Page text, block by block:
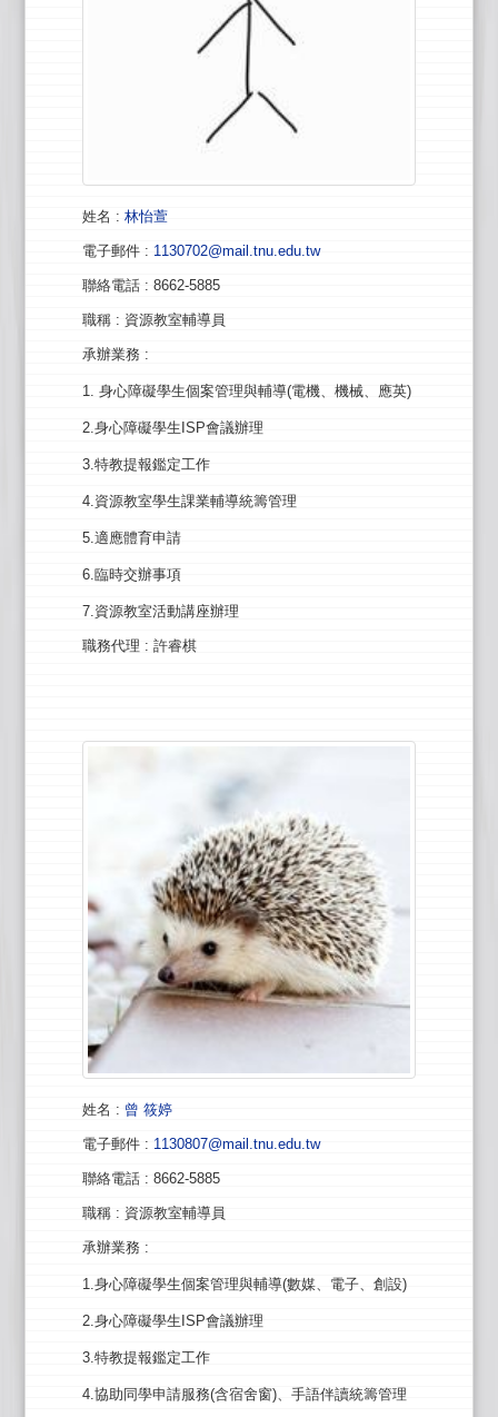
姓名 :林怡萱
電子郵件 : 1130702@mail.tnu.edu.tw
聯絡電話 : 8662-5885
職稱 : 資源教室輔導員
承辦業務 :
1. 身心障礙學生個案管理與輔導(電機、機械、應英)
2.身心障礙學生ISP會議辦理
3.特教提報鑑定工作
4.資源教室學生課業輔導統籌管理
5.適應體育申請
6.臨時交辦事項
7.資源教室活動講座辦理
職務代理 : 許睿棋
姓名 : 曾 筱婷
電子郵件 : 1130807@mail.tnu.edu.tw
聯絡電話 : 8662-5885
職稱 : 資源教室輔導員
承辦業務 :
1.身心障礙學生個案管理與輔導(數媒、電子、創設)
2.身心障礙學生ISP會議辦理
3.特教提報鑑定工作
4.協助同學申請服務(含宿舍窗)、手語伴讀統籌管理